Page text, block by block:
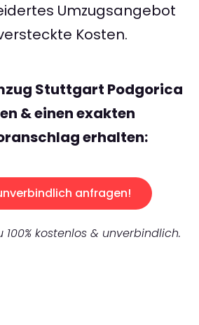
Umzugsangebot
Kosten.
Stuttgart Podgorica
& einen exakten
erhalten:
anfragen!
kostenlos & unverbindlich.